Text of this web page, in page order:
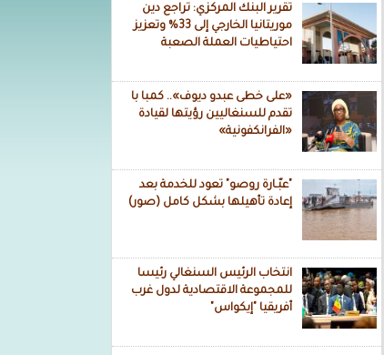
تقرير البنك المركزي: تراجع دين
موريتانيا الخارجي إلى 33% وتعزيز
احتياطيات العملة الصعبة
«على خطى عبدو ديوف».. كمبا با
تقدم للسنغاليين رؤيتها لقيادة
«الفرانكفونية»
"عبّـارة روصو" تعود للخدمة بعد
إعادة تأهيلها بشكل كامل (صور)
انتخاب الرئيس السنغالي رئيسا
للمجموعة الاقتصادية لدول غرب
أفريقيا "إيكواس"